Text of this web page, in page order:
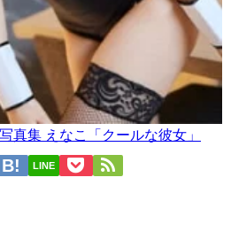
真集 えなこ「クールな彼女」
LINE